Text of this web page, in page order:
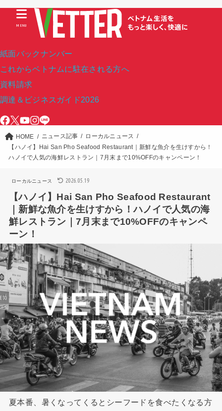
紙面バックナンバー
これからベトナムに駐在される方へ
資料請求
調達＆ビジネスガイド2026
MENU
HOME ニュース記事
ローカルニュース
【ハノイ】Hai San Pho Seafood Restaurant｜新鮮な魚介を生けすから！
ハノイで人気の海鮮レストラン｜7月末まで10%OFFのキャンペーン！
ローカルニュース 2026.05.19
【ハノイ】Hai San Pho Seafood Restaurant
｜新鮮な魚介を生けすから！ハノイで人気の海
鮮レストラン｜7月末まで10%OFFのキャンペ
ーン！
夏本番、暑くなってくるとシーフードを食べたくなる方